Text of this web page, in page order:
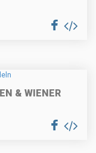
& WIENER